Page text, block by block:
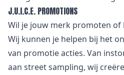
J.U.I.C.E. PROMOTIONS
Wil je jouw merk promoten of
Wij kunnen je helpen bij het
van promotie acties. Van
aan street sampling, wij